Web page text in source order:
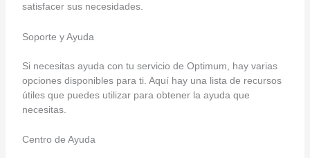
satisfacer sus necesidades.
Soporte y Ayuda
Si necesitas ayuda con tu servicio de Optimum, hay varias
opciones disponibles para ti. Aquí hay una lista de recursos
útiles que puedes utilizar para obtener la ayuda que
necesitas.
Centro de Ayuda